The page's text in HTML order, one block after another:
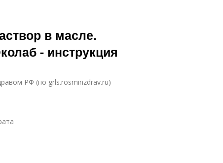
в масле.
- инструкция
РФ (по grls.rosminzdrav.ru)